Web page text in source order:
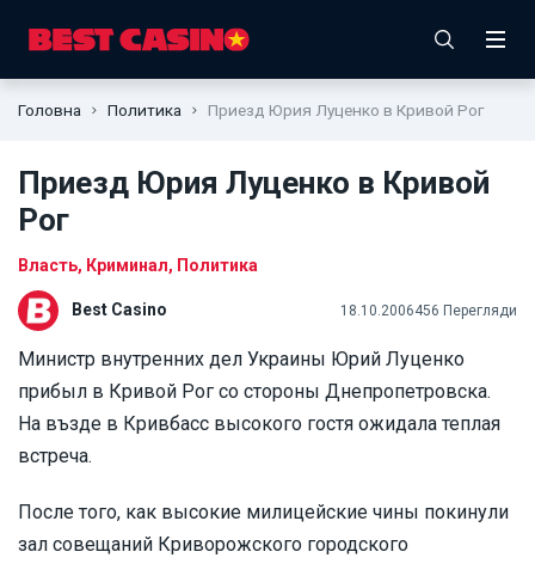
Головна Политика Приезд Юрия Луценко в Кривой Рог
Приезд Юрия Луценко в Кривой
Рог
Власть, Криминал, Политика
Best Casino 18.10.2006456 Перегляди
Министр внутренних дел Украины Юрий Луценко
прибыл в Кривой Рог со стороны Днепропетровска.
На възде в Кривбасс высокого гостя ожидала теплая
встреча.
После того, как высокие милицейские чины покинули
зал совещаний Криворожского городского